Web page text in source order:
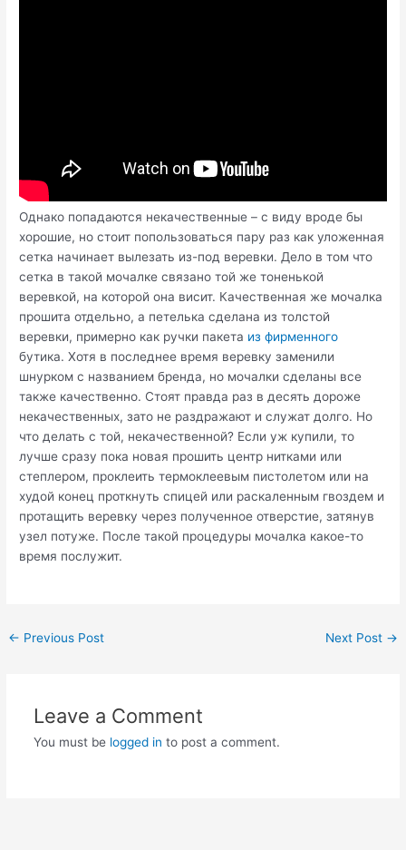
Однако попадаются некачественные – с виду вроде бы
хорошие, но стоит попользоваться пару раз как уложенная
сетка начинает вылезать из-под веревки. Дело в том что
сетка в такой мочалке связано той же тоненькой
веревкой, на которой она висит. Качественная же мочалка
прошита отдельно, а петелька сделана из толстой
веревки, примерно как ручки пакета из фирменного
бутика. Хотя в последнее время веревку заменили
шнурком с названием бренда, но мочалки сделаны все
также качественно. Стоят правда раз в десять дороже
некачественных, зато не раздражают и служат долго. Но
что делать с той, некачественной? Если уж купили, то
лучше сразу пока новая прошить центр нитками или
степлером, проклеить термоклеевым пистолетом или на
худой конец проткнуть спицей или раскаленным гвоздем и
протащить веревку через полученное отверстие, затянув
узел потуже. После такой процедуры мочалка какое-то
время послужит.
Post
← Previous Post Next Post →
Leave a Comment
You must be logged in to post a comment.